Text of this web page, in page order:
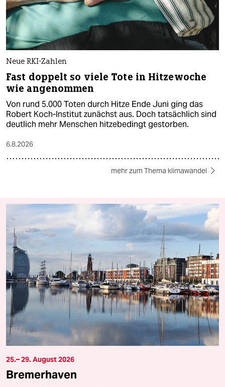
Neue RKI-Zahlen
Fast doppelt so viele Tote in Hitzewoche
wie angenommen
Von rund 5.000 Toten durch Hitze Ende Juni ging das
Robert Koch-Institut zunächst aus. Doch tatsächlich sind
deutlich mehr Menschen hitzebedingt gestorben.
6.8.2026
mehr zum Thema klimawandel
25.– 29. August 2026
Bremerhaven